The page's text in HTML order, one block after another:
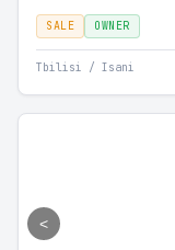
SALE OWNER
Tbilisi / Isani
<